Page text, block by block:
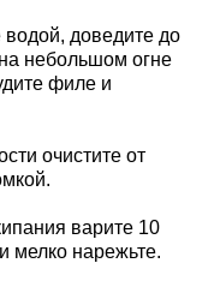
доведите до
небольшом огне
филе и
очистите от
варите 10
мелко нарежьте.